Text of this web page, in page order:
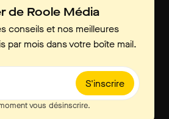
de Roole Média
conseils et nos meilleures
par mois dans votre boîte mail.
S'inscrire
vous désinscrire.